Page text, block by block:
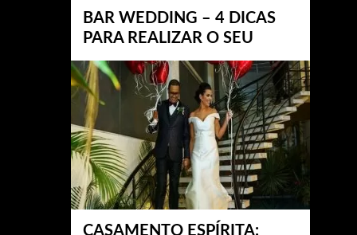
BAR WEDDING – 4 DICAS
PARA REALIZAR O SEU
CASAMENTO ESPÍRITA: